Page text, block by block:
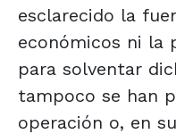
esclarecido la
económicos ni la
para solventar
tampoco se han
operación o, en